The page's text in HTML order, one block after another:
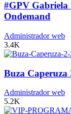
#GPV Gabriela
Ondemand
Administrador web
3.4K
Buza Caperuza
Administrador web
5.2K